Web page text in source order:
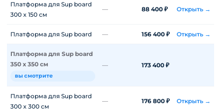
Платформа для Sup board
300 x 150 см
— 88 400 ₽ Открыть →
Платформа для Sup board — 156 400 ₽ Открыть →
Платформа для Sup board
350 х 350 см
вы смотрите
— 173 400 ₽
Платформа для Sup board
300 x 300 см
— 176 800 ₽ Открыть →